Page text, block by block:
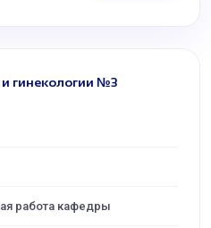
гинекологии №3
работа кафедры